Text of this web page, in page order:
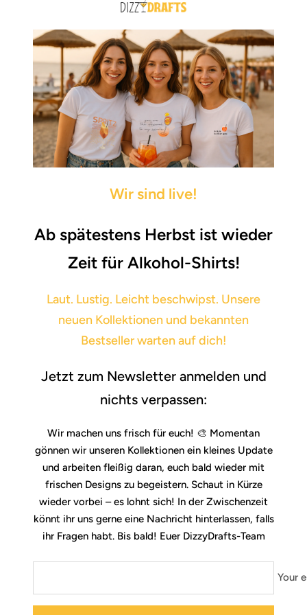
content
Wir sind live!
Ab spätestens Herbst ist wieder
Zeit für Alkohol-Shirts!
Laut. Lustig. Leicht beschwipst. Unsere
neuen Kollektionen und bekannten
Bestseller warten auf dich!
Jetzt zum Newsletter anmelden und
nichts verpassen:
Wir machen uns frisch für euch! 🎨 Momentan
gönnen wir unseren Kollektionen ein kleines Update
und arbeiten fleißig daran, euch bald wieder mit
frischen Designs zu begeistern. Schaut in Kürze
wieder vorbei – es lohnt sich! In der Zwischenzeit
könnt ihr uns gerne eine Nachricht hinterlassen, falls
ihr Fragen habt. Bis bald! Euer DizzyDrafts-Team
Your